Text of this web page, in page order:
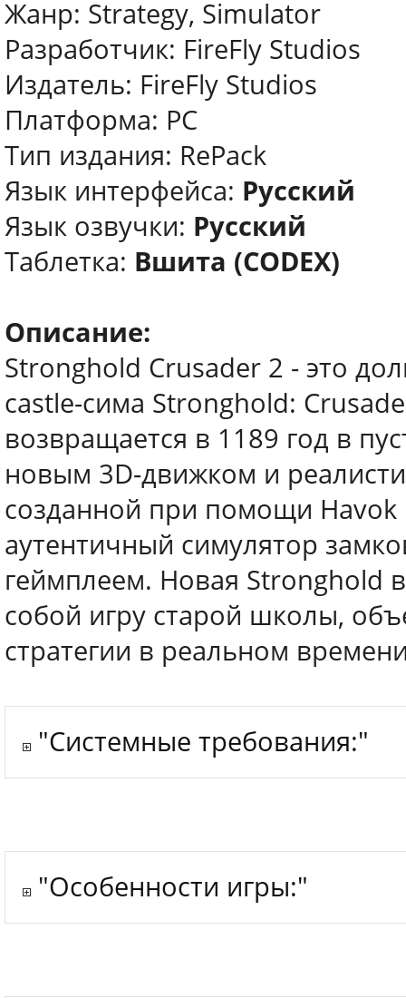
Жанр: Strategy, Simulator
Разработчик: FireFly Studios
Издатель: FireFly Studios
Платформа: PC
Тип издания: RePack
Язык интерфейса: Русский
Язык озвучки: Русский
Таблетка: Вшита (CODEX)
Описание:
Stronghold Crusader 2 - это
castle-сима Stronghold:
возвращается в 1189 год в
новым 3D-движком и
созданной при помощи Havok
аутентичный симулятор
геймплеем. Новая Stronghold
собой игру старой школы,
стратегии в реальном
"Системные требования:"
"Особенности игры:"